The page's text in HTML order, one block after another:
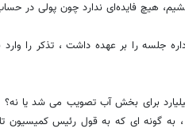
هیچ فایده‌ای ندارد چون پولی در
جلسه را بر عهده داشت ، تذکر را وارد
برای بخش آب تصویب می شد یا نه؟
به گونه ای که به قول رئیس کمیسیون